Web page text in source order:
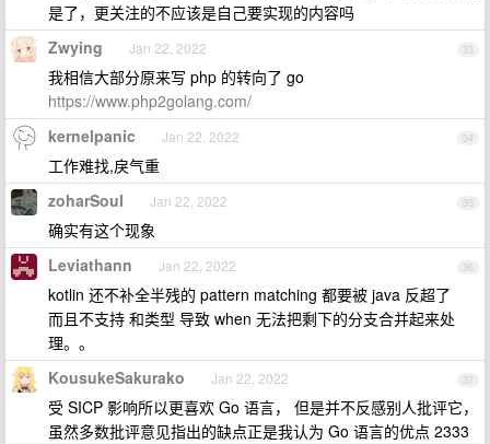
是了，更关注的不应该是自己要实现的内容吗
33
Zwying Jan 22, 2022
我相信大部分原来写 php 的转向了 go
https://www.php2golang.com/
34
kernelpanic Jan 22, 2022
工作难找,戾气重
35
zoharSoul Jan 22, 2022
确实有这个现象
36
Leviathann Jan 22, 2022
kotlin 还不补全半残的 pattern matching 都要被 java 反超了
而且不支持 和类型 导致 when 无法把剩下的分支合并起来处
理。。
37
KousukeSakurako Jan 22, 2022
受 SICP 影响所以更喜欢 Go 语言， 但是并不反感别人批评它，
虽然多数批评意见指出的缺点正是我认为 Go 语言的优点 2333